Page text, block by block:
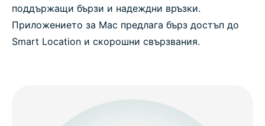
поддържащи бързи и надеждни връзки.
Приложението за Mac предлага бърз достъп до
Smart Location и скорошни свързвания.